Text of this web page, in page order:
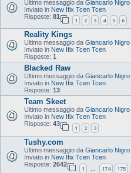
Ultimo messaggio da Giancarlo Nigro
Inviato in New Ifix Tcen Tcen
Risposte: 81
1 2 3 4 5 6
Reality Kings
Ultimo messaggio da Giancarlo Nigro
Inviato in New Ifix Tcen Tcen
Risposte: 1
Blacked Raw
Ultimo messaggio da Giancarlo Nigro
Inviato in New Ifix Tcen Tcen
Risposte: 13
Team Skeet
Ultimo messaggio da Giancarlo Nigro
Inviato in New Ifix Tcen Tcen
Risposte: 43
1 2 3
Tushy.com
Ultimo messaggio da Giancarlo Nigro
Inviato in New Ifix Tcen Tcen
Risposte: 2642
1 … 174 175